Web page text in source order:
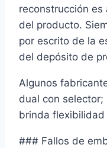
reconstrucción es
del producto.
por escrito de la
del depósito de
Algunos
dual con
brinda
### Fallos de